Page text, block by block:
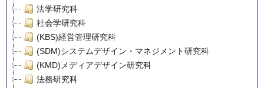
法学研究科
社会学研究科
(KBS)経営管理研究科
(SDM)システムデザイン・マネジメント研究科
(KMD)メディアデザイン研究科
法務研究科